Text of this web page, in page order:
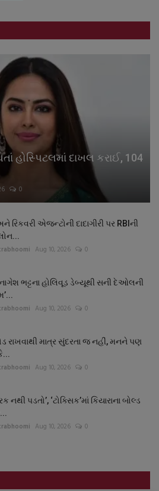
હોસ્પિટલમાં દાખલ કરાઈ, 104
0
રિકવરી એજન્ટોની દાદાગીરી પર RBIની
Aug 10, 2026 0
ભટ્ટના હોલિવૂડ ડેબ્યૂથી સની દેઓલની
Aug 10, 2026 0
રાખવાથી માત્ર સુંદરતા જ નહીં, મનને પણ
Aug 10, 2026 0
નથી પડતો’, ‘ટોક્સિક’માં કિયારાના બોલ્ડ
Aug 10, 2026 0